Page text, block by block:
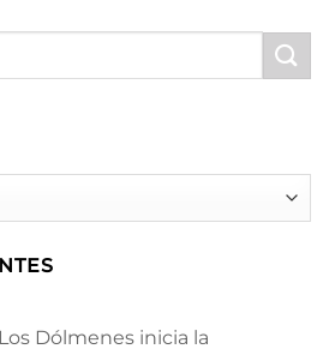
Dólmenes inicia la